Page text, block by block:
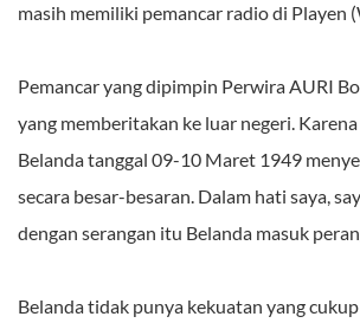
masih memiliki pemancar radio di Playen
Pemancar yang dipimpin Perwira AURI
yang memberitakan ke luar negeri.
Belanda tanggal 09-10 Maret 1949
secara besar-besaran. Dalam hati saya,
dengan serangan itu Belanda masuk
Belanda tidak punya kekuatan yang